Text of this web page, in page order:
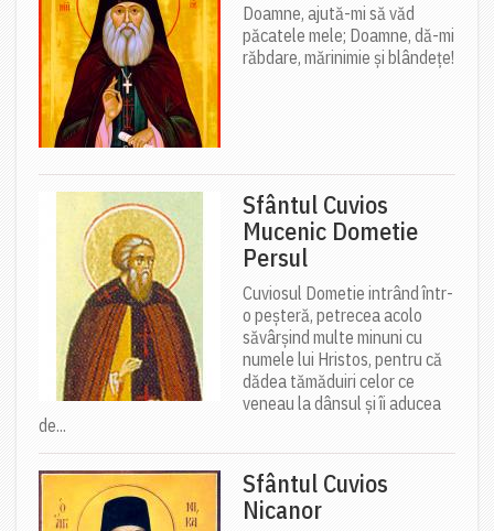
Doamne, ajută-mi să văd
păcatele mele; Doamne, dă-mi
răbdare, mărinimie şi blândeţe!
Sfântul Cuvios
Mucenic Dometie
Persul
Cuviosul Dometie intrând într-
o peșteră, petrecea acolo
săvârșind multe minuni cu
numele lui Hristos, pentru că
dădea tămăduiri celor ce
veneau la dânsul și îi aducea
de...
Sfântul Cuvios
Nicanor